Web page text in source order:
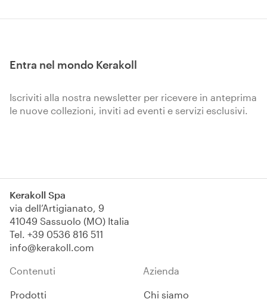
Entra nel mondo Kerakoll
Iscriviti alla nostra newsletter per ricevere in anteprima
le nuove collezioni, inviti ad eventi e servizi esclusivi.
Kerakoll Spa
via dell’Artigianato, 9
41049 Sassuolo (MO) Italia
Tel. +39 0536 816 511
info@kerakoll.com
Contenuti
Prodotti
Azienda
Chi siamo